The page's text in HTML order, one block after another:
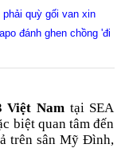
quỳ gối van xin
đánh ghen chồng 'đi
Việt Nam tại SEA
biệt quan tâm đến
trên sân Mỹ Đình,